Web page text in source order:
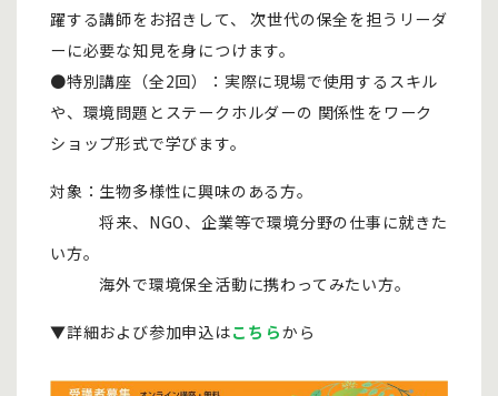
躍する講師をお招きして、 次世代の保全を担うリーダ
ーに必要な知見を身につけます。
●特別講座（全2回）：実際に現場で使用するスキル
や、環境問題とステークホルダーの 関係性をワーク
ショップ形式で学びます。
対象：生物多様性に興味のある方。
将来、NGO、企業等で環境分野の仕事に就きた
い方。
海外で環境保全活動に携わってみたい方。
▼詳細および参加申込はこちらから